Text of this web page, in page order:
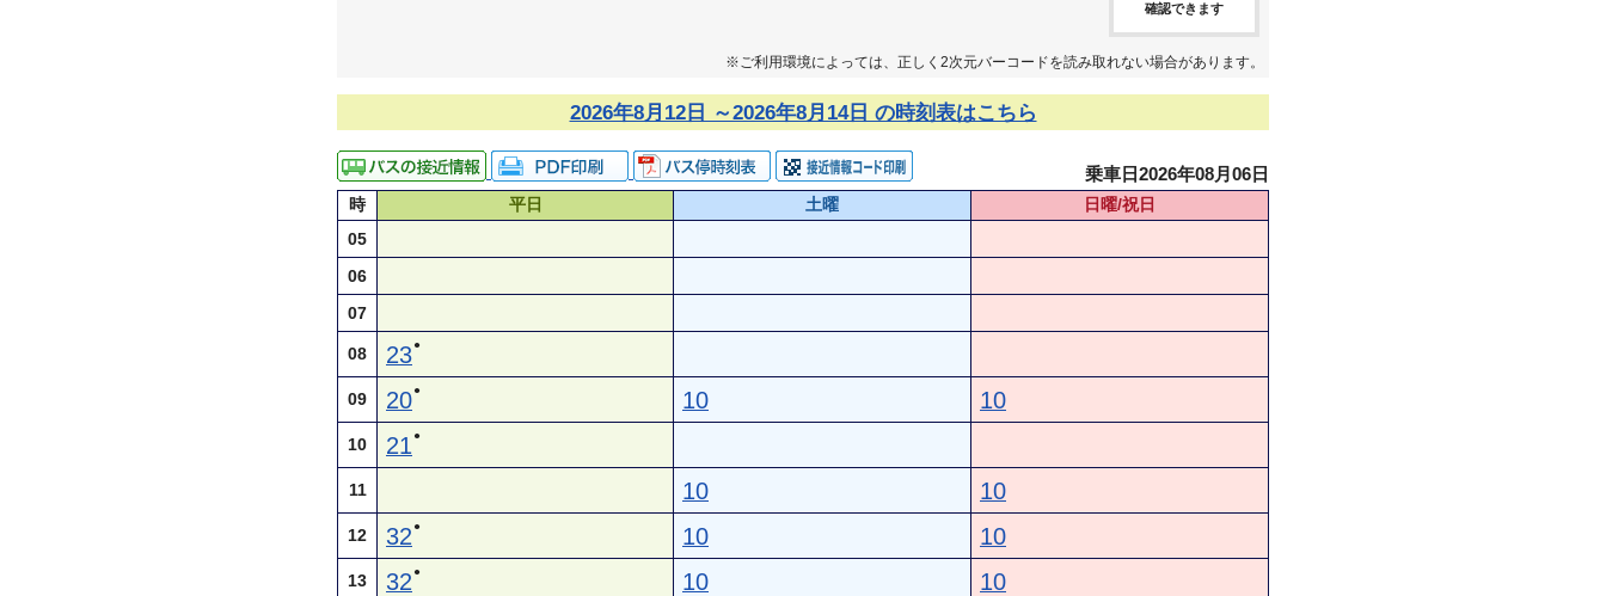
確認できます
※ご利用環境によっては、正しく2次元バーコードを読み取れない場合があります。
2026年8月12日 ～2026年8月14日 の時刻表はこちら
乗車日2026年08月06日
時 平日 土曜
日曜/祝日
05
06
07
08 23●
09 20● 10 10
10 21 ●
11 10 10
12 32 ● 10 10
13 32 ● 10 10